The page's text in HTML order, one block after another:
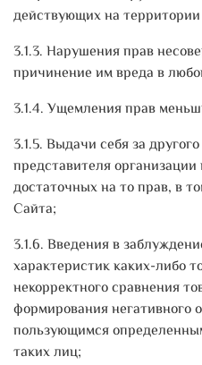
действующих на
3.1.3. Нарушения прав
причинение им вреда в
3.1.4. Ущемления прав
3.1.5. Выдачи себя за
представителя
достаточных на то прав, в
Сайта;
3.1.6. Введения в
характеристик каких-либо
некорректного сравнения
формирования негативного
пользующимся
таких лиц;